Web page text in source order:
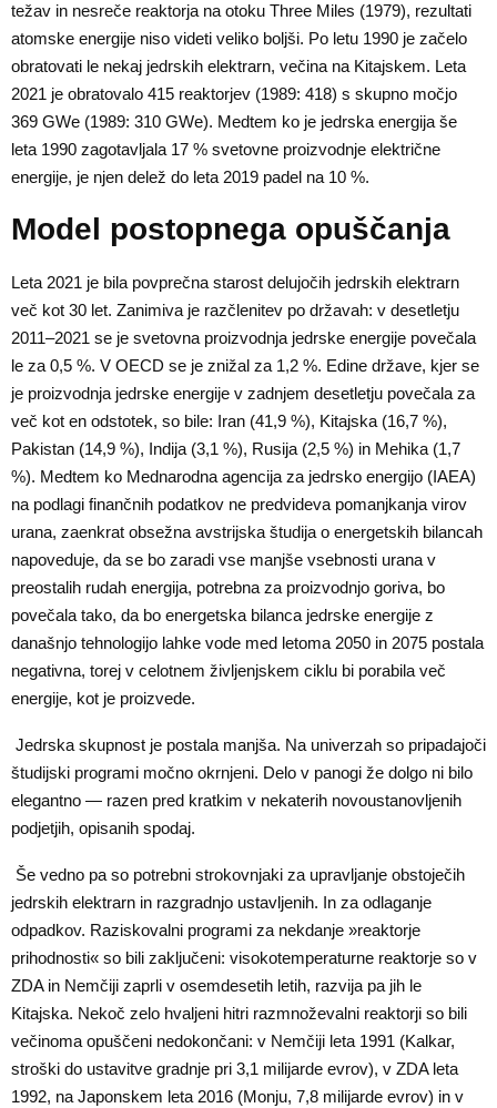
težav in nesreče reaktorja na otoku Three Miles (1979), rezultati
atomske energije niso videti veliko boljši. Po letu 1990 je začelo
obratovati le nekaj jedrskih elektrarn, večina na Kitajskem. Leta
2021 je obratovalo 415 reaktorjev (1989: 418) s skupno močjo
369 GWe (1989: 310 GWe). Medtem ko je jedrska energija še
leta 1990 zagotavljala 17 % svetovne proizvodnje električne
energije, je njen delež do leta 2019 padel na 10 %.
Model postopnega opuščanja
Leta 2021 je bila povprečna starost delujočih jedrskih elektrarn
več kot 30 let. Zanimiva je razčlenitev po državah: v desetletju
2011–2021 se je svetovna proizvodnja jedrske energije povečala
le za 0,5 %. V OECD se je znižal za 1,2 %. Edine države, kjer se
je proizvodnja jedrske energije v zadnjem desetletju povečala za
več kot en odstotek, so bile: Iran (41,9 %), Kitajska (16,7 %),
Pakistan (14,9 %), Indija (3,1 %), Rusija (2,5 %) in Mehika (1,7
%). Medtem ko Mednarodna agencija za jedrsko energijo (IAEA)
na podlagi finančnih podatkov ne predvideva pomanjkanja virov
urana, zaenkrat obsežna avstrijska študija o energetskih bilancah
napoveduje, da se bo zaradi vse manjše vsebnosti urana v
preostalih rudah energija, potrebna za proizvodnjo goriva, bo
povečala tako, da bo energetska bilanca jedrske energije z
današnjo tehnologijo lahke vode med letoma 2050 in 2075 postala
negativna, torej v celotnem življenjskem ciklu bi porabila več
energije, kot je proizvede.
Jedrska skupnost je postala manjša. Na univerzah so pripadajoči
študijski programi močno okrnjeni. Delo v panogi že dolgo ni bilo
elegantno — razen pred kratkim v nekaterih novoustanovljenih
podjetjih, opisanih spodaj.
Še vedno pa so potrebni strokovnjaki za upravljanje obstoječih
jedrskih elektrarn in razgradnjo ustavljenih. In za odlaganje
odpadkov. Raziskovalni programi za nekdanje »reaktorje
prihodnosti« so bili zaključeni: visokotemperaturne reaktorje so v
ZDA in Nemčiji zaprli v osemdesetih letih, razvija pa jih le
Kitajska. Nekoč zelo hvaljeni hitri razmnoževalni reaktorji so bili
večinoma opuščeni nedokončani: v Nemčiji leta 1991 (Kalkar,
stroški do ustavitve gradnje pri 3,1 milijarde evrov), v ZDA leta
1992, na Japonskem leta 2016 (Monju, 7,8 milijarde evrov) in v